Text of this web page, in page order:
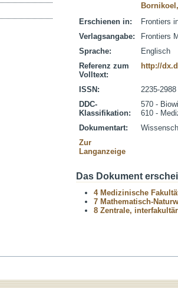
Erschienen in:
Frontiers
Verlagsangabe:
Frontiers
Sprache:
Englisch
Referenz zum
Volltext:
http://
ISSN:
2235-2988
DDC-
Klassifikation:
570 -
610 -
Dokumentart:
Zur
Langanzeige
Das Dokument
4 Medizinische
7 Mathematisch-
8 Zentrale,